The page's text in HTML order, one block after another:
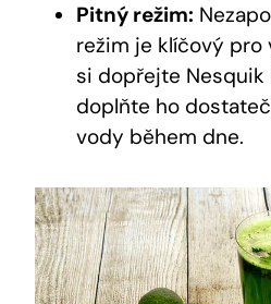
Pitný režim:
režim je klíčový pro
si dopřejte Nesquik
doplňte ho
vody během dne.